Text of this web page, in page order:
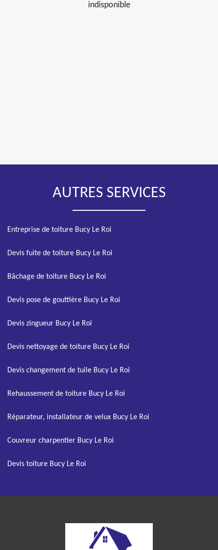
indisponible
AUTRES SERVICES
Entreprise de toiture Bucy Le Roi
Devis fuite de toiture Bucy Le Roi
Bâchage de toiture Bucy Le Roi
Devis pose de gouttière Bucy Le Roi
Devis zingueur Bucy Le Roi
Devis nettoyage de toiture Bucy Le Roi
Devis changement de tuile Bucy Le Roi
Rehaussement de toiture Bucy Le Roi
Réparateur, installateur de velux Bucy Le Roi
Couvreur charpentier Bucy Le Roi
Devis toiture Bucy Le Roi